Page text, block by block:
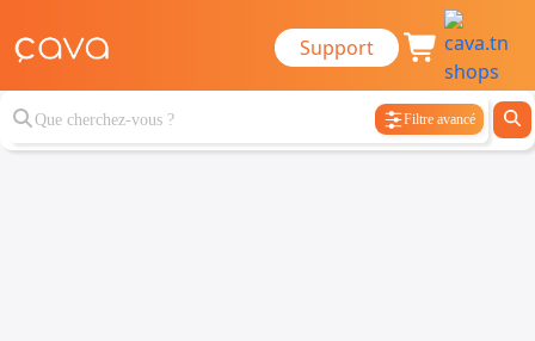
Support
Filtre avancé